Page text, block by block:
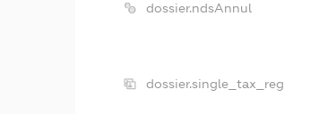
dossier.ndsAnnul
dossier.single_tax_reg